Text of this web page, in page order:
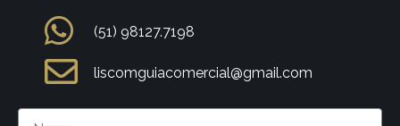
(51) 98127.7198
liscomguiacomercial@gmail.com